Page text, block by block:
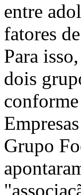
entre
fatores
Para
dois
Grupo